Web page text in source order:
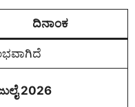
ದಿನಾಂಕ
2026